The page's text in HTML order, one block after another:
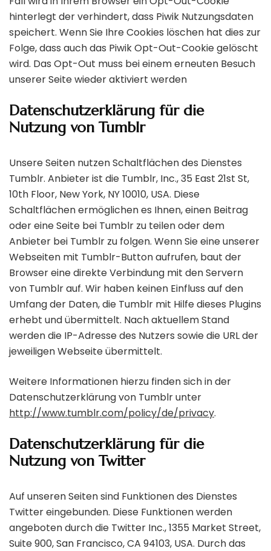
hinterlegt der verhindert, dass Piwik Nutzungsdaten
speichert. Wenn Sie Ihre Cookies löschen hat dies zur
Folge, dass auch das Piwik Opt-Out-Cookie gelöscht
wird. Das Opt-Out muss bei einem erneuten Besuch
unserer Seite wieder aktiviert werden
Datenschutzerklärung für die
Nutzung von Tumblr
Unsere Seiten nutzen Schaltflächen des Dienstes
Tumblr. Anbieter ist die Tumblr, Inc., 35 East 21st St,
10th Floor, New York, NY 10010, USA. Diese
Schaltflächen ermöglichen es Ihnen, einen Beitrag
oder eine Seite bei Tumblr zu teilen oder dem
Anbieter bei Tumblr zu folgen. Wenn Sie eine unserer
Webseiten mit Tumblr-Button aufrufen, baut der
Browser eine direkte Verbindung mit den Servern
von Tumblr auf. Wir haben keinen Einfluss auf den
Umfang der Daten, die Tumblr mit Hilfe dieses Plugins
erhebt und übermittelt. Nach aktuellem Stand
werden die IP-Adresse des Nutzers sowie die URL der
jeweiligen Webseite übermittelt.
Weitere Informationen hierzu finden sich in der
Datenschutzerklärung von Tumblr unter
http://www.tumblr.com/policy/de/privacy.
Datenschutzerklärung für die
Nutzung von Twitter
Auf unseren Seiten sind Funktionen des Dienstes
Twitter eingebunden. Diese Funktionen werden
angeboten durch die Twitter Inc., 1355 Market Street,
Suite 900, San Francisco, CA 94103, USA. Durch das